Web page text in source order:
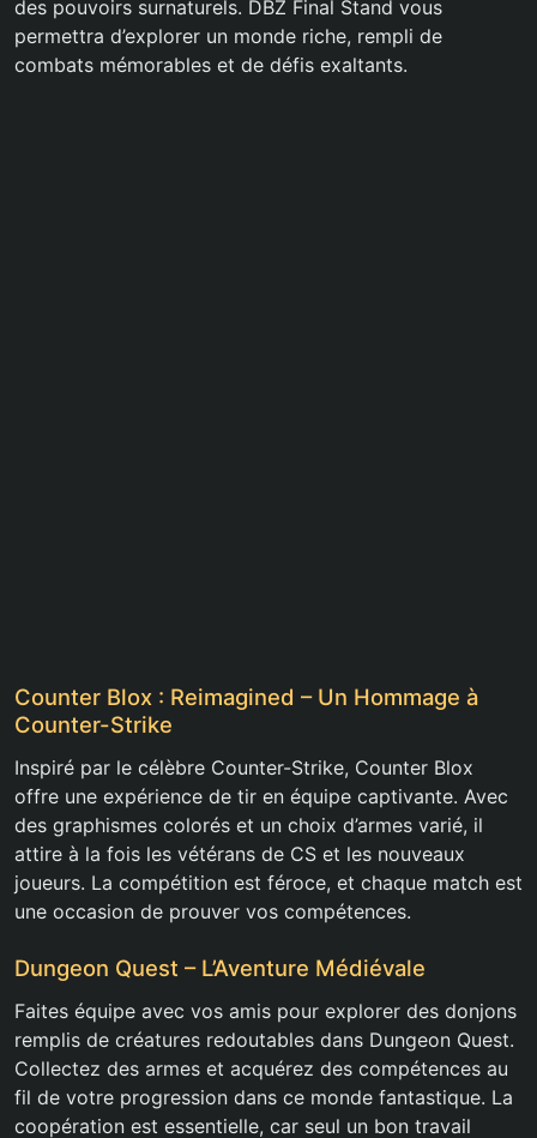
des pouvoirs surnaturels. DBZ Final Stand vous
permettra d’explorer un monde riche, rempli de
combats mémorables et de défis exaltants.
Counter Blox : Reimagined – Un Hommage à
Counter-Strike
Inspiré par le célèbre Counter-Strike, Counter Blox
offre une expérience de tir en équipe captivante. Avec
des graphismes colorés et un choix d’armes varié, il
attire à la fois les vétérans de CS et les nouveaux
joueurs. La compétition est féroce, et chaque match est
une occasion de prouver vos compétences.
Dungeon Quest – L’Aventure Médiévale
Faites équipe avec vos amis pour explorer des donjons
remplis de créatures redoutables dans Dungeon Quest.
Collectez des armes et acquérez des compétences au
fil de votre progression dans ce monde fantastique. La
coopération est essentielle, car seul un bon travail